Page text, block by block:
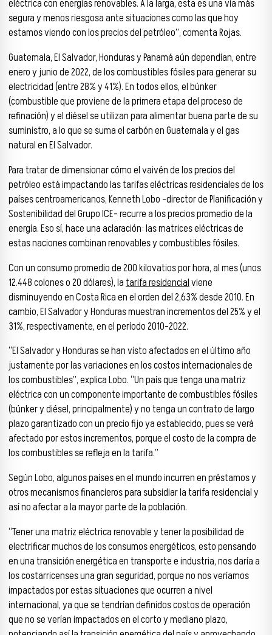
eléctrica con energías renovables. A la larga, esta es una vía más
segura y menos riesgosa ante situaciones como las que hoy
estamos viendo con los precios del petróleo”, comenta Rojas.
Guatemala, El Salvador, Honduras y Panamá aún dependían, entre
enero y junio de 2022, de los combustibles fósiles para generar su
electricidad (entre 28% y 41%). En todos ellos, el búnker
(combustible que proviene de la primera etapa del proceso de
refinación) y el diésel se utilizan para alimentar buena parte de su
suministro, a lo que se suma el carbón en Guatemala y el gas
natural en El Salvador.
Para tratar de dimensionar cómo el vaivén de los precios del
petróleo está impactando las tarifas eléctricas residenciales de los
países centroamericanos, Kenneth Lobo –director de Planificación y
Sostenibilidad del Grupo ICE– recurre a los precios promedio de la
energía. Eso sí, hace una aclaración: las matrices eléctricas de
estas naciones combinan renovables y combustibles fósiles.
Con un consumo promedio de 200 kilovatios por hora, al mes (unos
12.448 colones o 20 dólares), latarifa residencialviene
disminuyendo en Costa Rica en el orden del 2,63% desde 2010. En
cambio, El Salvador y Honduras muestran incrementos del 25% y el
31%, respectivamente, en el período 2010-2022.
“El Salvador y Honduras se han visto afectados en el último año
justamente por las variaciones en los costos internacionales de
los combustibles”, explica Lobo. “Un país que tenga una matriz
eléctrica con un componente importante de combustibles fósiles
(búnker y diésel, principalmente) y no tenga un contrato de largo
plazo garantizado con un precio fijo ya establecido, pues se verá
afectado por estos incrementos, porque el costo de la compra de
los combustibles se refleja en la tarifa.”
Según Lobo, algunos países en el mundo incurren en préstamos y
otros mecanismos financieros para subsidiar la tarifa residencial y
así no afectar a la mayor parte de la población.
“Tener una matriz eléctrica renovable y tener la posibilidad de
electrificar muchos de los consumos energéticos, esto pensando
en una transición energética en transporte e industria, nos daría a
los costarricenses una gran seguridad, porque no nos veríamos
impactados por estas situaciones que ocurren a nivel
internacional, ya que se tendrían definidos costos de operación
que no se verían impactados en el corto y mediano plazo,